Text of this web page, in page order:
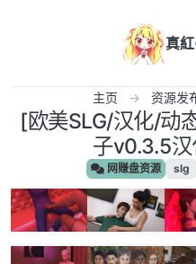
真
主页 资源发
[欧美SLG/汉化/动
子v0.3.5
网赚盘资源 slg